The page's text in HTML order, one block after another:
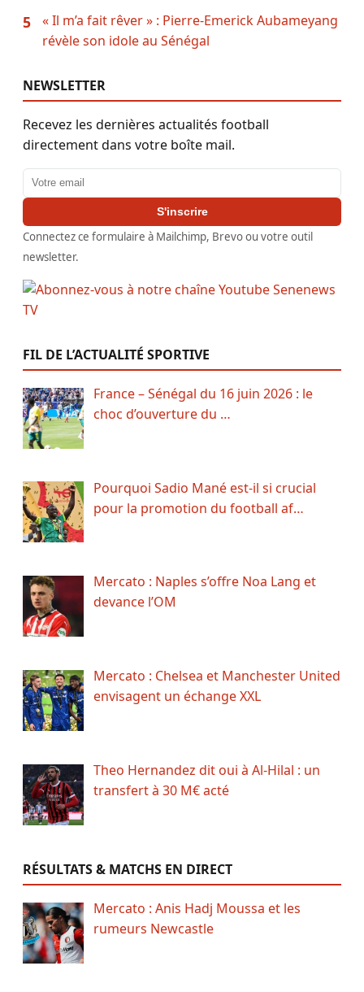
5
« Il m’a fait rêver » : Pierre-Emerick Aubameyang
révèle son idole au Sénégal
NEWSLETTER
Recevez les dernières actualités football
directement dans votre boîte mail.
Adresse email
S'inscrire
Connectez ce formulaire à Mailchimp, Brevo ou votre outil
newsletter.
FIL DE L’ACTUALITÉ SPORTIVE
France – Sénégal du 16 juin 2026 : le
choc d’ouverture du …
Pourquoi Sadio Mané est-il si crucial
pour la promotion du football af…
Mercato : Naples s’offre Noa Lang et
devance l’OM
Mercato : Chelsea et Manchester United
envisagent un échange XXL
Theo Hernandez dit oui à Al-Hilal : un
transfert à 30 M€ acté
RÉSULTATS & MATCHS EN DIRECT
Mercato : Anis Hadj Moussa et les
rumeurs Newcastle